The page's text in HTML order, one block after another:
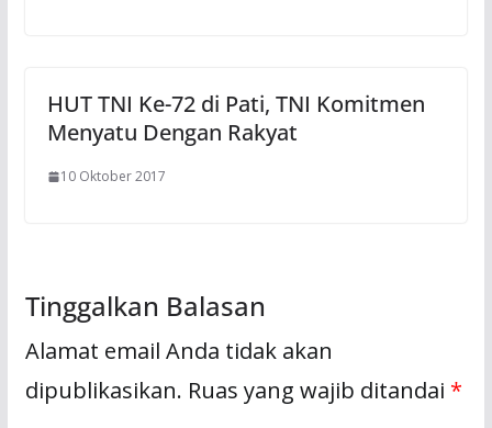
HUT TNI Ke-72 di Pati, TNI Komitmen
Menyatu Dengan Rakyat
10 Oktober 2017
Tinggalkan Balasan
Alamat email Anda tidak akan
dipublikasikan. Ruas yang wajib ditandai *